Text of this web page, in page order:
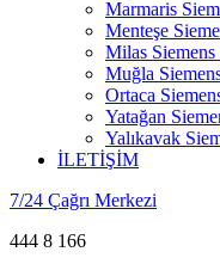
Marmaris
Menteşe
Milas Siemens
Muğla
Ortaca
Yatağan
Yalıkavak
İLETİŞİM
7/24 Çağrı Merkezi
444 8 166